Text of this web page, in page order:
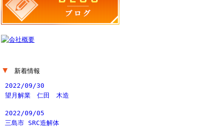
▼ 新着情報
2022/09/30
望月解業 仁田 木造
2022/09/05
三島市 SRC造解体